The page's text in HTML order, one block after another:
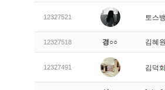
12327521 토스
12327518 경○○ 김혜
12327491 김덕